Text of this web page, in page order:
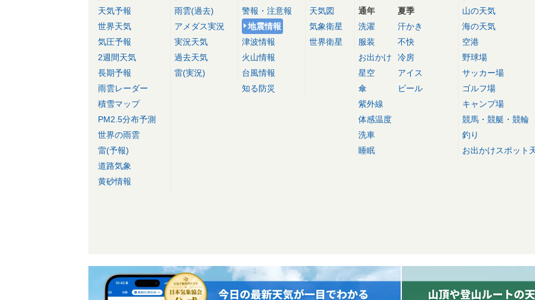
天気予報
世界天気
気圧予報
2週間天気
長期予報
雨雲レーダー
積雪マップ
PM2.5分布予測
世界の雨雲
雷(予報)
道路気象
黄砂情報
雨雲(過去)
アメダス実況
実況天気
過去天気
雷(実況)
警報・注意報
地震情報
津波情報
火山情報
台風情報
知る防災
天気図
気象衛星
世界衛星
通年
洗濯
服装
お出かけ
星空
傘
紫外線
体感温度
洗車
睡眠
夏季
汗かき
不快
冷房
アイス
ビール
山の天気
海の天気
空港
野球場
サッカー場
ゴルフ場
キャンプ場
競馬・競艇・競輪
釣り
お出かけスポット